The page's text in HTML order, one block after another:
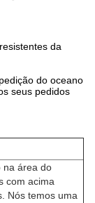
da
do oceano
seus pedidos
na área do
com acima
Nós temos uma